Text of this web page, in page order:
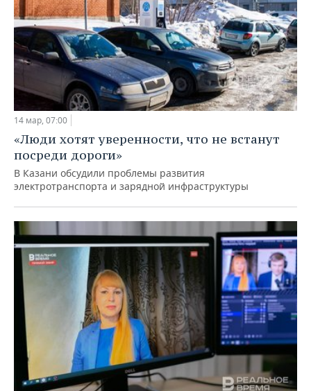
14 мар, 07:00
«Люди хотят уверенности, что не встанут
посреди дороги»
В Казани обсудили проблемы развития
электротранспорта и зарядной инфраструктуры